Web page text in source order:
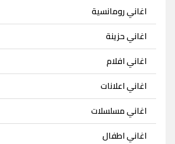
اغاني رومانسية
اغاني حزينة
اغاني افلام
اغاني اعلانات
اغاني مسلسلات
اغاني اطفال